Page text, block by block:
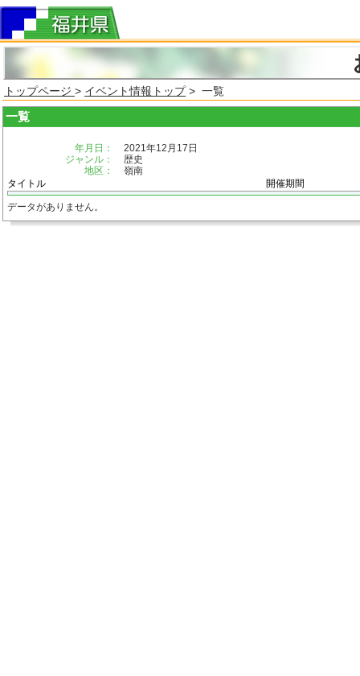
トップページ > イベント情報トップ> 一覧
一覧
年月日：
2021年12月17日
ジャンル：
歴史
地区：
嶺南
タイトル
開催期間
データがありません。